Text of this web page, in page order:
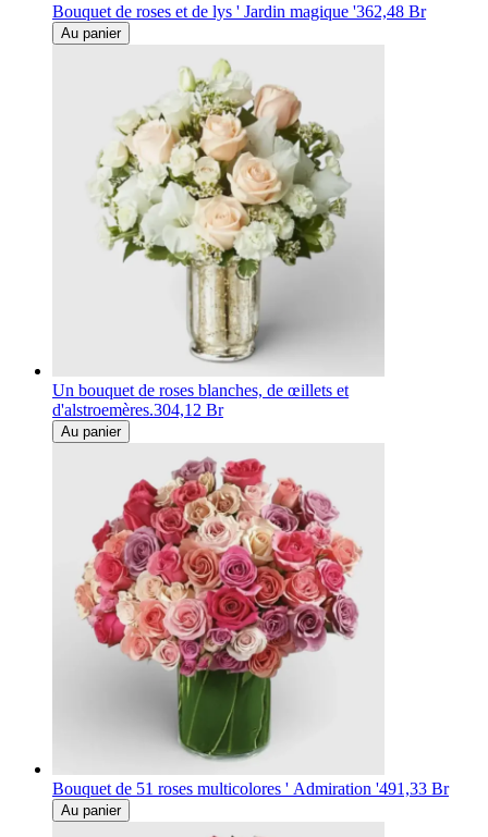
Bouquet de roses et de lys ' Jardin magique '362,48 Br
Au panier
Un bouquet de roses blanches, de œillets et
d'alstroemères.304,12 Br
Au panier
Bouquet de 51 roses multicolores ' Admiration '491,33 Br
Au panier